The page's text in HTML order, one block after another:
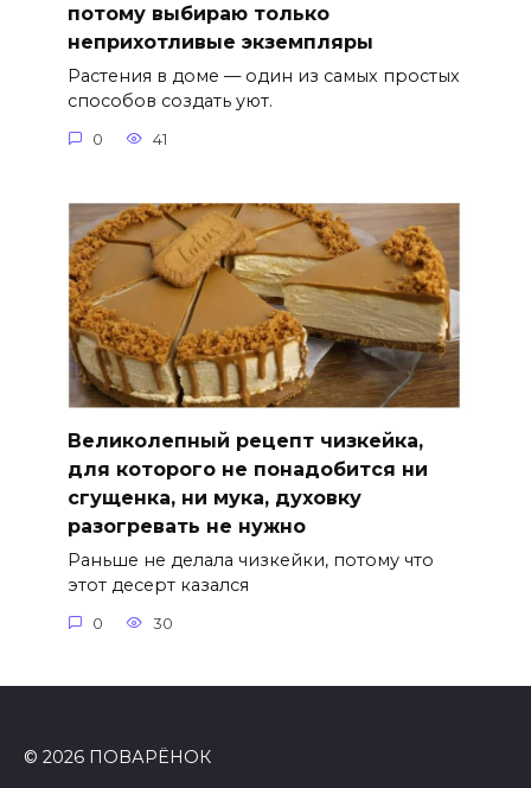
потому выбираю только
неприхотливые экземпляры
Растения в доме — один из самых простых
способов создать уют.
0 41
Великолепный рецепт чизкейка,
для которого не понадобится ни
сгущенка, ни мука, духовку
разогревать не нужно
Раньше не делала чизкейки, потому что
этот десерт казался
0 30
© 2026 ПОВАРЁНОК